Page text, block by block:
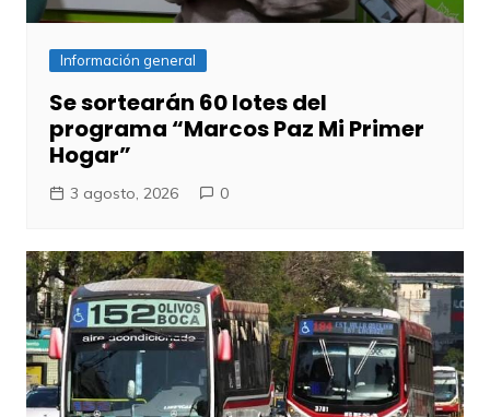
Información general
Se sortearán 60 lotes del
programa “Marcos Paz Mi Primer
Hogar”
3 agosto, 2026 0